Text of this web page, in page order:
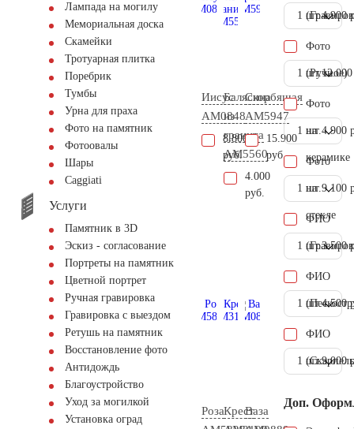
Лампада на могилу
Мемориальная доска
Скамейки
Тротуарная плитка
Поребрик
Тумбы
Урна для праха
Фото на памятник
Фотоовалы
Шары
Сaggiati
Услуги
Памятник в 3D
Эскиз - согласование
Портреты на памятник
Цветной портрет
Ручная гравировка
Гравировка с выездом
Ретушь на памятник
Восстановление фото
Антидождь
Благоустройство
Уход за могилкой
Установка оград
Иисус
AM0848
8.800
руб.
Балясина
из
гранита
AM5560
4.000
руб.
Скорбящая
AM5947
15.900
руб.
РозаКрестВаза
1 шт.4.900
Фото
(Ручное)
1 шт.
Фото
на
керамике
1 шт. 4.900
Фото
на
стекле
1 шт. 9.100
ФИО
1 шт.3.500
ФИО
1 шт.4.500
ФИО
1 шт.9.000
Доп.